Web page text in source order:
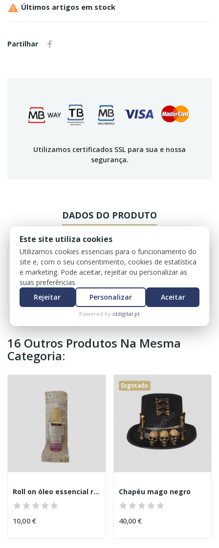
 Últimos artigos em stock
Partilhar
Utilizamos certificados SSL para sua e nossa
segurança.
DADOS DO PRODUTO
REVIEWS
Referência 0399
16 Outros Produtos Na Mesma
Categoria:
Roll on óleo essencial rosa mosqueta
10,00 €
Esgotado
Chapéu mago negro
40,00 €
Este site utiliza cookies
Utilizamos cookies essenciais para o funcionamento do
site e, com o seu consentimento, cookies de estatística
e marketing. Pode aceitar, rejeitar ou personalizar as
suas preferências.
Rejeitar
Personalizar Aceitar
Powered by iddigital.pt